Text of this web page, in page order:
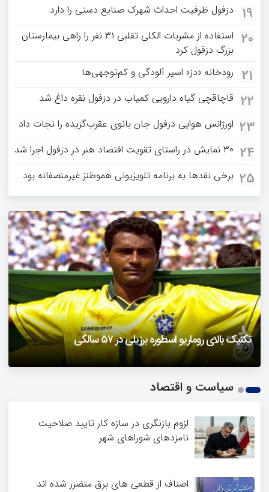
19 دزفول ظرفیت احداث شهرک صنایع دستی را دارد
20
استفاده از مشربات الکلی تقلبی ۳۱ نفر را راهی بیمارستان
بزرگ دزفول کرد
21 رودخانه «دز» اسیر آلودگی و کم‌توجهی‌ها
22 قاچاقچی گیاه دارویی کمیاب در دزفول نقره داغ شد
23 اورژانس هوایی دزفول جان بانوی عقرب‌گزیده را نجات داد
24 ۳۰ نمایش در راستای تقویت اقتصاد هنر در دزفول اجرا شد
25 برخی نقدها به برنامه تلویزیونی هموطنز غیرمنصفانه بود
تکنیک بالای روماریو اسطوره برزیلی در ۵۷ سالگی
فیلمی از یک خواننده زن در توئیتر ضرغامی جنجالی شد
حمله تند مصطفی کواکبیان به مجری جنجالی صدا و سیما
دزفول را باید دید
2
سیاست و اقتصاد
لزوم بازنگری در سازه کار تایید صلاحیت
نامزدهای شوراهای شهر
اصناف از قطعی های برق متضرر شده اند